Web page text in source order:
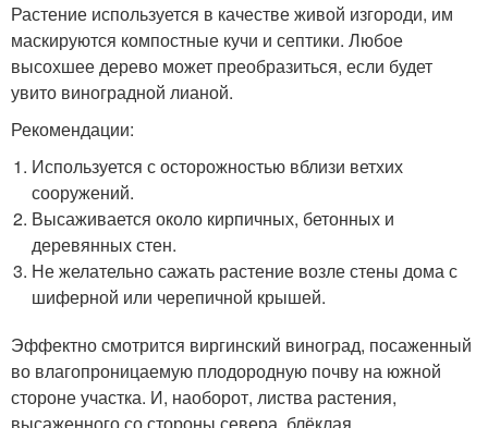
Растение используется в качестве живой изгороди, им
маскируются компостные кучи и септики. Любое
высохшее дерево может преобразиться, если будет
увито виноградной лианой.
Рекомендации:
Используется с осторожностью вблизи ветхих
сооружений.
Высаживается около кирпичных, бетонных и
деревянных стен.
Не желательно сажать растение возле стены дома с
шиферной или черепичной крышей.
Эффектно смотрится виргинский виноград, посаженный
во влагопроницаемую плодородную почву на южной
стороне участка. И, наоборот, листва растения,